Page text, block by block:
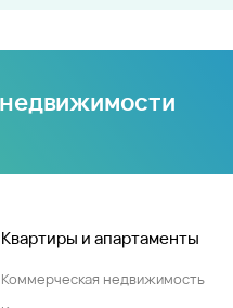
Квартиры и апартаменты
Коммерческая недвижимость